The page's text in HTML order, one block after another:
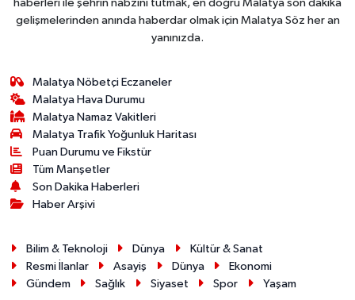
haberleri ile şehrin nabzını tutmak, en doğru Malatya son dakika
gelişmelerinden anında haberdar olmak için Malatya Söz her an
yanınızda.
Malatya Nöbetçi Eczaneler
Malatya Hava Durumu
Malatya Namaz Vakitleri
Malatya Trafik Yoğunluk Haritası
Puan Durumu ve Fikstür
Tüm Manşetler
Son Dakika Haberleri
Haber Arşivi
Bilim & Teknoloji Dünya
Kültür & Sanat
Resmi İlanlar
Asayiş Dünya
Ekonomi
Gündem
Sağlık Siyaset Spor Yaşam